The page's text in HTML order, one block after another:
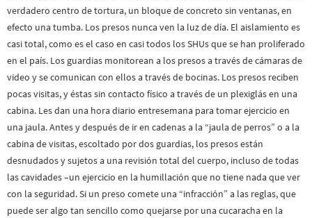
verdadero centro de tortura, un bloque de concreto sin ventanas, en
efecto una tumba. Los presos nunca ven la luz de día. El aislamiento es
casi total, como es el caso en casi todos los SHUs que se han proliferado
en el país. Los guardias monitorean a los presos a través de cámaras de
video y se comunican con ellos a través de bocinas. Los presos reciben
pocas visitas, y éstas sin contacto físico a través de un plexiglás en una
cabina. Les dan una hora diario entresemana para tomar ejercicio en
una jaula. Antes y después de ir en cadenas a la “jaula de perros” o a la
cabina de visitas, escoltado por dos guardias, los presos están
desnudados y sujetos a una revisión total del cuerpo, incluso de todas
las cavidades –un ejercicio en la humillación que no tiene nada que ver
con la seguridad. Si un preso comete una “infracción” a las reglas, que
puede ser algo tan sencillo como quejarse por una cucaracha en la